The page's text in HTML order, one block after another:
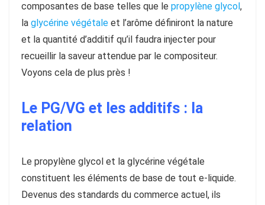
composantes de base telles que le propylène glycol ,
la glycérine végétale et l’arôme définiront la nature
et la quantité d’additif qu’il faudra injecter pour
recueillir la saveur attendue par le compositeur.
Voyons cela de plus près !
Le PG/VG et les additifs : la
relation
Le propylène glycol et la glycérine végétale
constituent les éléments de base de tout e-liquide.
Devenus des standards du commerce actuel, ils